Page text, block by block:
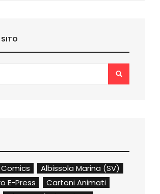
SITO
SEARCH
Albissola Marina (SV)
E-Press
Cartoni Animati